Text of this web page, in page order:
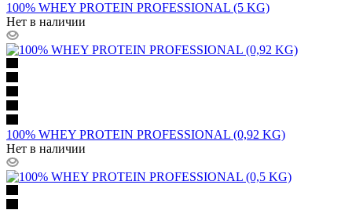
100% WHEY PROTEIN PROFESSIONAL (5 KG)
Нет в наличии
100% WHEY PROTEIN PROFESSIONAL (0,92 KG)
Нет в наличии